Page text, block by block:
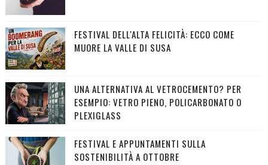
FESTIVAL DELL'ALTA FELICITÀ: ECCO COME
MUORE LA VALLE DI SUSA
UNA ALTERNATIVA AL VETROCEMENTO? PER
ESEMPIO: VETRO PIENO, POLICARBONATO O
PLEXIGLASS
FESTIVAL E APPUNTAMENTI SULLA
SOSTENIBILITÀ A OTTOBRE